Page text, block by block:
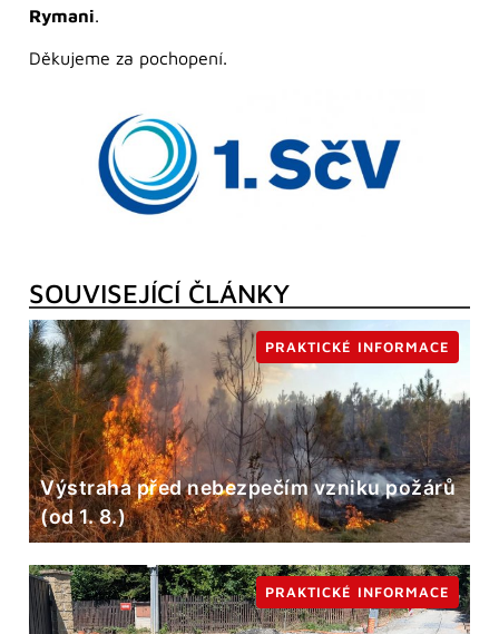
Rymani
Děkujeme za pochopení.
SOUVISEJÍCÍ ČLÁNKY
Výstraha před nebezpečím vzniku požárů
(od 1. 8.)
PRAKTICKÉ INFORMACE
PRAKTICKÉ INFORMACE